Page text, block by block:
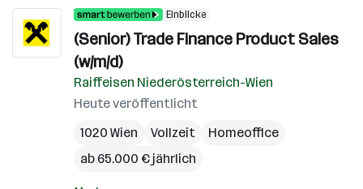
Einblicke
(Senior) Trade Finance Product Sales
(w/m/d)
Raiffeisen Niederösterreich-Wien
Heute veröffentlicht
1020 Wien
Vollzeit
Homeoffice
ab 65.000 € jährlich